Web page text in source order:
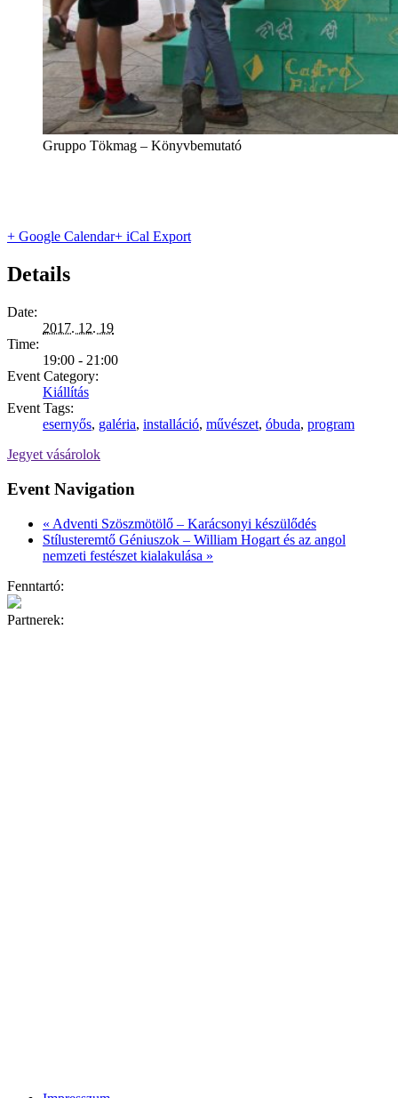
Gruppo Tökmag – Könyvbemutató
+ Google Calendar+ iCal Export
Details
Date:
2017. 12. 19
Time:
19:00 - 21:00
Event Category:
Kiállítás
Event Tags:
esernyős, galéria, installáció, művészet, óbuda, program
Jegyet vásárolok
Event Navigation
« Adventi Szöszmötölő – Karácsonyi készülődés
Stílusteremtő Géniuszok – William Hogart és az angol
nemzeti festészet kialakulása »
Fenntartó:
Partnerek: